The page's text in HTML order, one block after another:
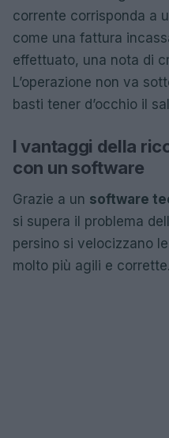
corrente corrisponda a
come una fattura
effettuato, una nota di
L’operazione non va
basti tener d’occhio il
I vantaggi della
con un software
Grazie a un software
si supera il problema
persino si velocizzano
molto più agili e corrette.